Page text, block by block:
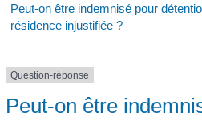
Peut-on être indemnisé pour
résidence injustifiée ?
Question-réponse
Peut-on être